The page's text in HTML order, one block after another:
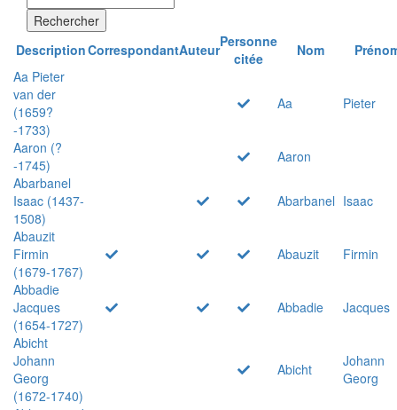
Rechercher
DescriptionCorrespondantAuteurPersonne
citée
Nom
Aa Pieter
van der
(1659?
-1733)
Aa Pieter
Aaron (?
-1745)
Aaron
Abarbanel
Isaac (1437-
1508)
Abarbanel Isaac
Abauzit
Firmin
(1679-1767)
Abauzit
Firmin
Abbadie
Jacques
(1654-1727)
Abbadie
Jacques
Abicht
Johann
Georg
(1672-1740)
Abicht
Johann
Georg